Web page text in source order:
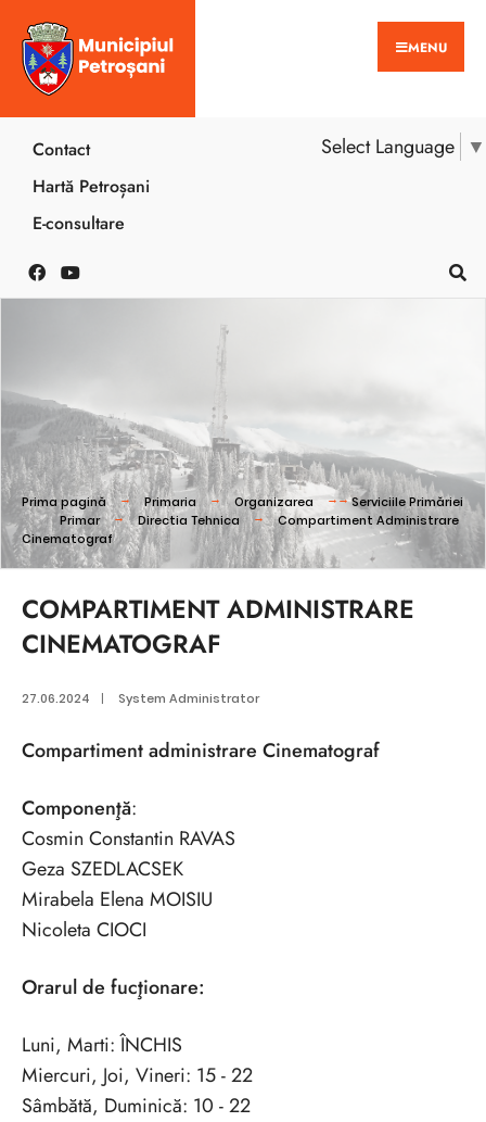
MENU
Select Language ▼
Contact
Hartă Petroșani
E-consultare
Prima pagină Primaria Organizarea
Serviciile Primăriei
Primar
Directia Tehnica
Compartiment Administrare
Cinematograf
COMPARTIMENT ADMINISTRARE
CINEMATOGRAF
27.06.2024 | System Administrator
Compartiment administrare Cinematograf
Componenţă:
Cosmin Constantin RAVAS
Geza SZEDLACSEK
Mirabela Elena MOISIU
Nicoleta CIOCI
Orarul de fucţionare:
Luni, Marti: ÎNCHIS
Miercuri, Joi, Vineri: 15 - 22
Sâmbătă, Duminică: 10 - 22